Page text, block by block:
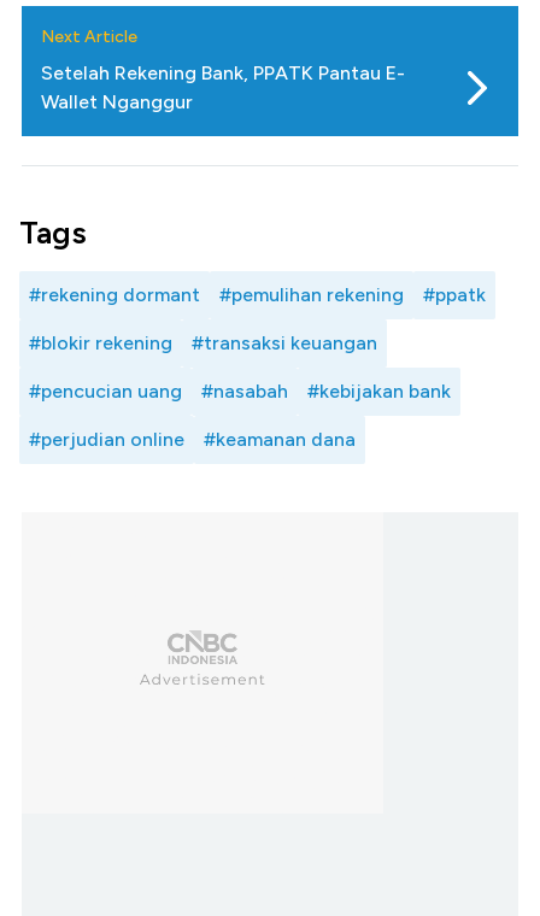
Next Article
Setelah Rekening Bank, PPATK Pantau E-
Wallet Nganggur
Tags
#rekening dormant #pemulihan rekening #ppatk
#blokir rekening #transaksi keuangan
#pencucian uang #nasabah #kebijakan bank
#perjudian online #keamanan dana